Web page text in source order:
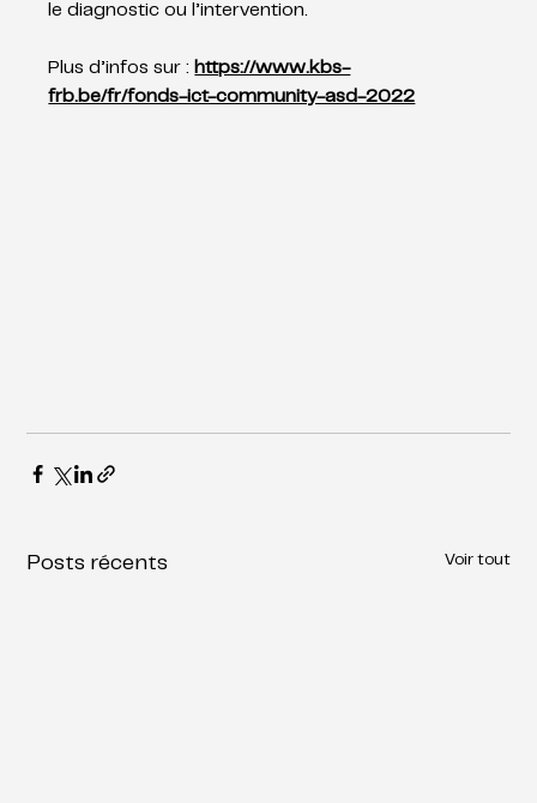
le diagnostic ou l’intervention.
Plus d’infos sur : https://www.kbs-
frb.be/fr/fonds-ict-community-asd-2022
Posts récents Voir tout